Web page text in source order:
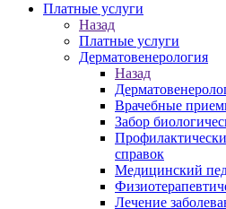
Платные услуги
Назад
Платные услуги
Дерматовенерология
Назад
Врачебные
Забор
справок
Медицинский
Лечение